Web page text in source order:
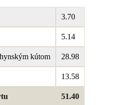
3.70
5.14
kútom 28.98
13.58
51.40